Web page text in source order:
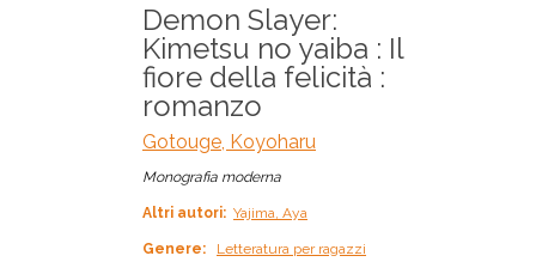
Demon Slayer:
Kimetsu no yaiba : Il
fiore della felicità :
romanzo
Gotouge, Koyoharu
Monografia moderna
Altri autori: Yajima, Aya
Genere: Letteratura per ragazzi